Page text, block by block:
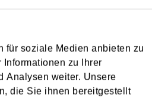
für soziale Medien anbieten zu
zu Ihrer
Analysen weiter. Unsere
die Sie ihnen bereitgestellt
, Arbeits- und Sozialrecht vor.